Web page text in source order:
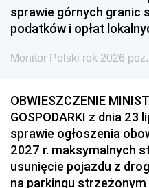
sprawie górnych granic
podatków i opłat
Monitor Polski rok 2026 poz.
OBWIESZCZENIE
GOSPODARKI z dnia 23
sprawie ogłoszenia
2027 r. maksymalnych
usunięcie pojazdu z
na parkingu strzeżonym